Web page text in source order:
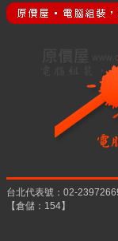
台北代表號：02-
【倉儲：154】